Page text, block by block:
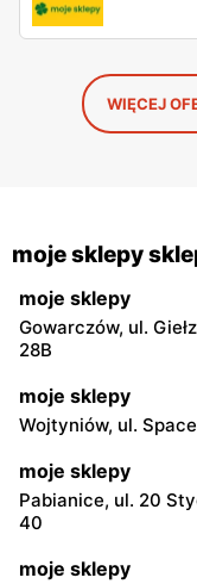
WIĘCEJ
moje sklepy
moje sklepy
Gowarczów, ul.
28B
moje sklepy
Wojtyniów, ul.
moje sklepy
Pabianice, ul. 20
40
moje sklepy